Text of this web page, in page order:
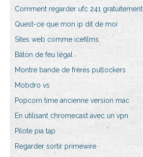
Comment regarder ufc 241 gratuitement
Quest-ce que mon ip dit de moi
Sites web comme icefilms
Bâton de feu légal
Montre bande de frères putlockers
Mobdro vs
Popcorn time ancienne version mac
En utilisant chromecast avec un vpn
Pilote pia tap
Regarder sortir primewire